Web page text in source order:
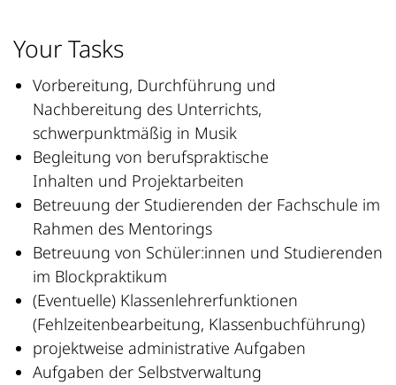
Your Tasks
Vorbereitung, Durchführung und
Nachbereitung des Unterrichts,
schwerpunktmäßig in Musik
Begleitung von berufspraktische
Inhalten und Projektarbeiten
Betreuung der Studierenden der Fachschule im
Rahmen des Mentorings
Betreuung von Schüler:innen und Studierenden
im Blockpraktikum
(Eventuelle) Klassenlehrerfunktionen
(Fehlzeitenbearbeitung, Klassenbuchführung)
projektweise administrative Aufgaben
Aufgaben der Selbstverwaltung